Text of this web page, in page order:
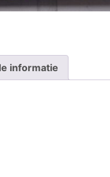
informatie